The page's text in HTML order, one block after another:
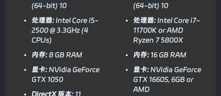
(64-bit) 10
处理器:Intel Core i5-
2500 @ 3.3GHz (4
CPUs)
内存:8 GB RAM
显卡:NVidia GeForce
GTX 1050
DirectX 版本: 11
(64-bit) 10
处理器:Intel Core i7-
11700K or AMD
Ryzen 7 5800X
内存: 16 GB RAM
显卡:NVidia GeForce
GTX 1660S, 6GB or
AMD